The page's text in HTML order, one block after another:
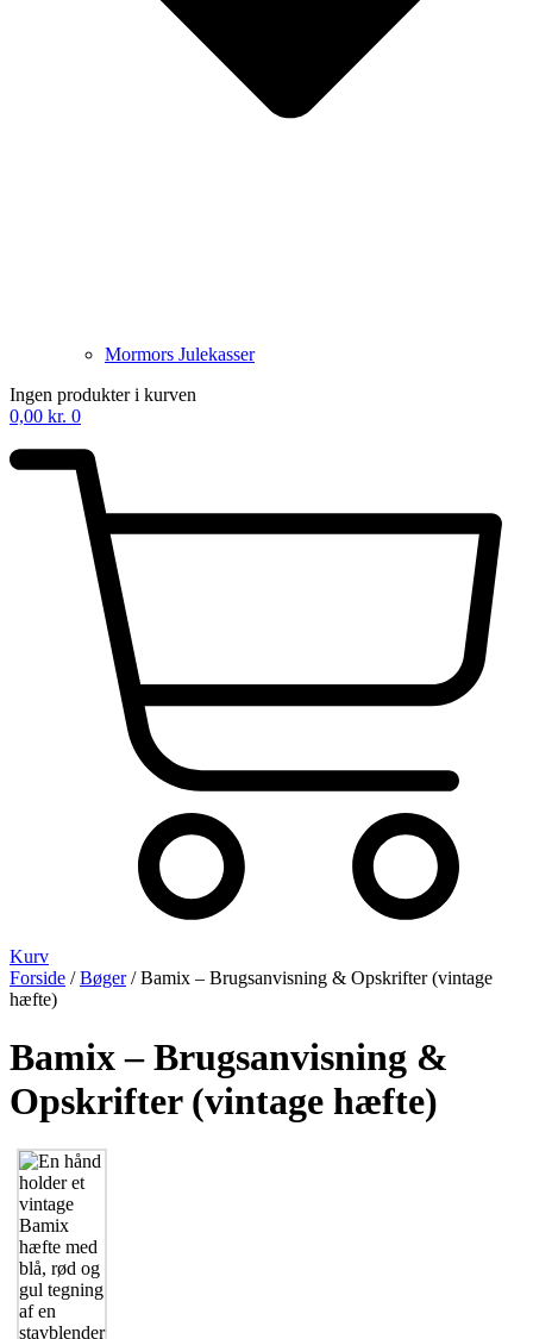
Mormors Julekasser
Ingen produkter i kurven
0,00 kr. 0
Kurv
Forside /Bøger/ Bamix – Brugsanvisning & Opskrifter (vintage
hæfte)
Bamix – Brugsanvisning &
Opskrifter (vintage hæfte)